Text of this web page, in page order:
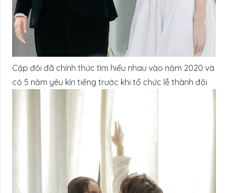
Cặp đôi đã chính thức tìm hiểu nhau vào năm 2020 và
có 5 năm yêu kín tiếng trước khi tổ chức lễ thành đôi